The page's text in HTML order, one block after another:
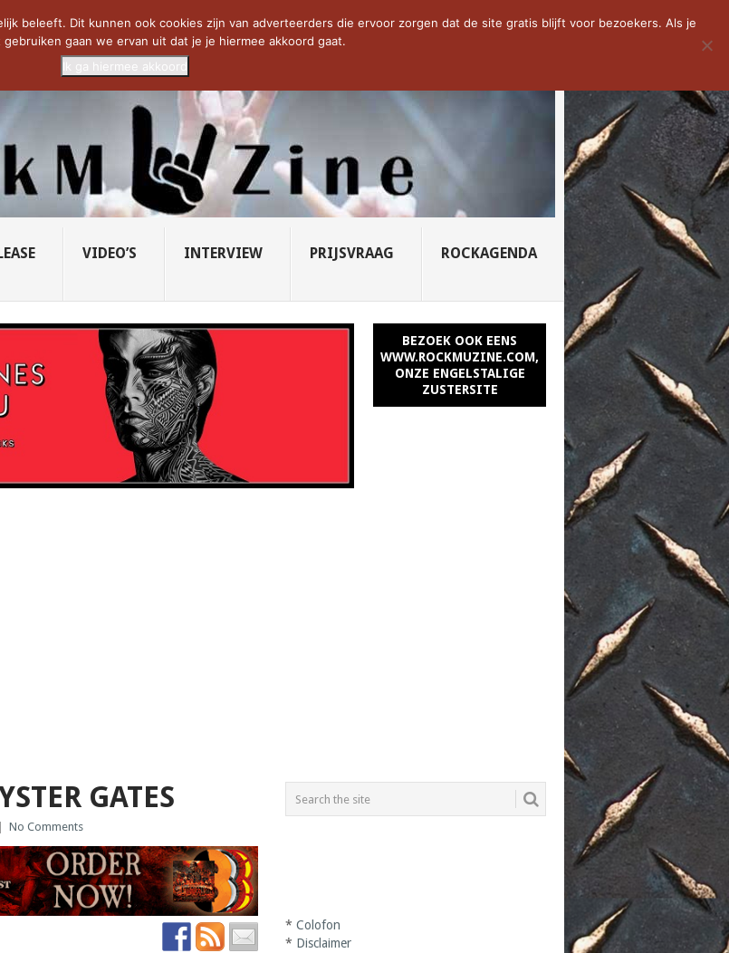
OF LIONS – U... SAVATAGE KOMT TERUG IN 0... CD VAN DE WEEK: SLEEPING...
VIDEO’S INTERVIEW PRIJSVRAAG ROCKAGENDA
BEZOEK OOK EENS
WWW.ROCKMUZINE.COM,
ONZE ENGELSTALIGE
ZUSTERSITE
GATES
No Comments
*Colofon
* Disclaimer
beleeft. Dit kunnen ook cookies zijn van adverteerders die ervoor zorgen dat de site gratis blijft voor bezoekers. Als je
gaan we ervan uit dat je je hiermee akkoord gaat.
Ik ga hiermee akkoord